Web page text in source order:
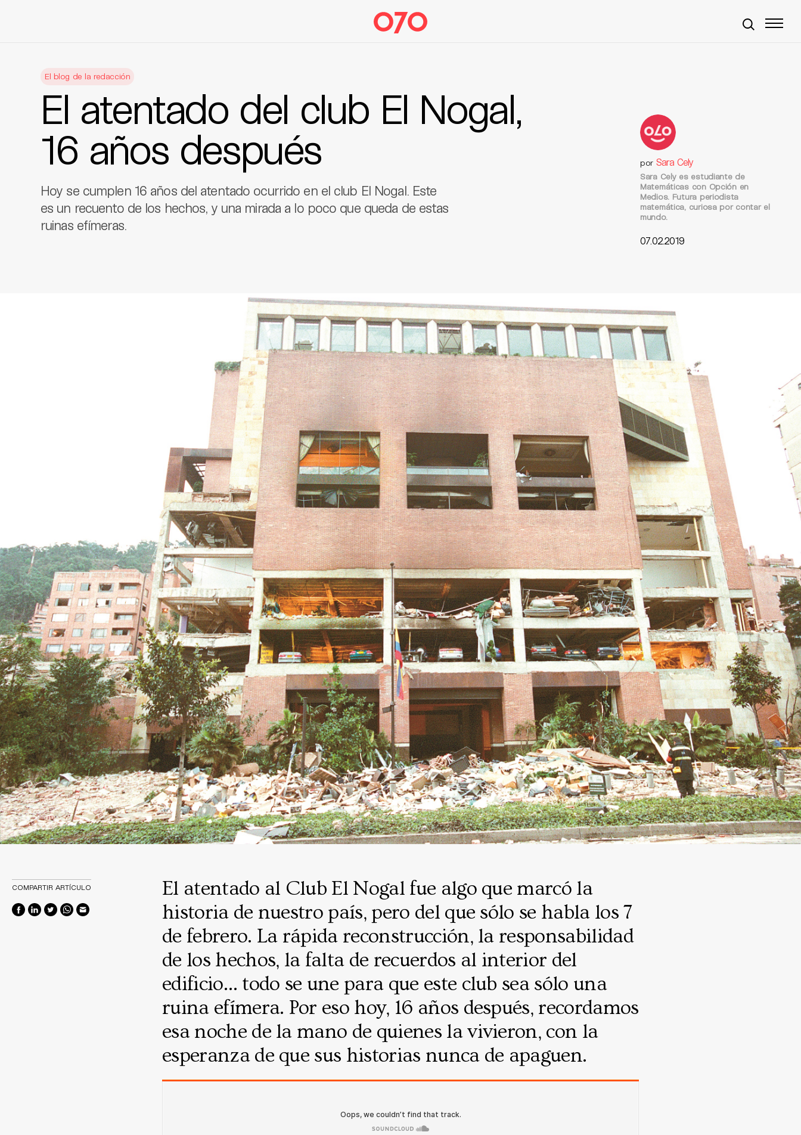
El blog de la redacción
El atentado del club El Nogal,
16 años después
Hoy se cumplen 16 años del atentado ocurrido en el club El Nogal. Este
es un recuento de los hechos, y una mirada a lo poco que queda de estas
ruinas efímeras.
por Sara Cely
Sara Cely es estudiante de
Matemáticas con Opción en
Medios. Futura periodista
matemática, curiosa por contar el
mundo.
07.02.2019
El atentado al Club El Nogal fue algo que marcó la
historia de nuestro país, pero del que sólo se habla los 7
de febrero. La rápida reconstrucción, la responsabilidad
de los hechos, la falta de recuerdos al interior del
edificio… todo se une para que este club sea sólo una
ruina efímera. Por eso hoy, 16 años después, recordamos
esa noche de la mano de quienes la vivieron, con la
esperanza de que sus historias nunca de apaguen.
COMPARTIR ARTÍCULO